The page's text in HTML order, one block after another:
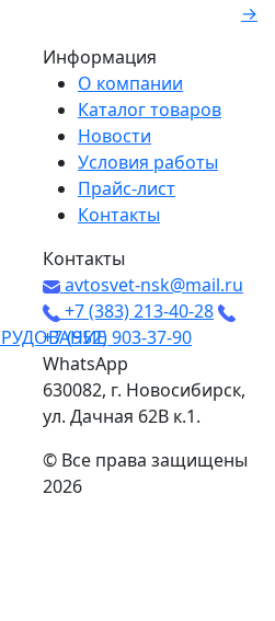
→
Информация
О компании
Каталог товаров
Новости
Условия работы
Прайс-лист
Контакты
Контакты
avtosvet-nsk@mail.ru
+7 (383) 213-40-28
+7 (952) 903-37-90
WhatsApp
630082, г. Новосибирск,
ул. Дачная 62В к.1.
© Все права защищены
2026